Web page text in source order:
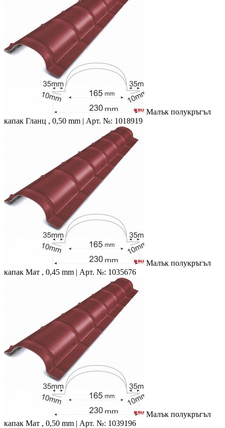
Малък полукръгъл
капак Гланц , 0,50 mm | Арт. №: 1018919
Малък полукръгъл
капак Мат , 0,45 mm | Арт. №: 1035676
Малък полукръгъл
капак Мат , 0,50 mm | Арт. №: 1039196